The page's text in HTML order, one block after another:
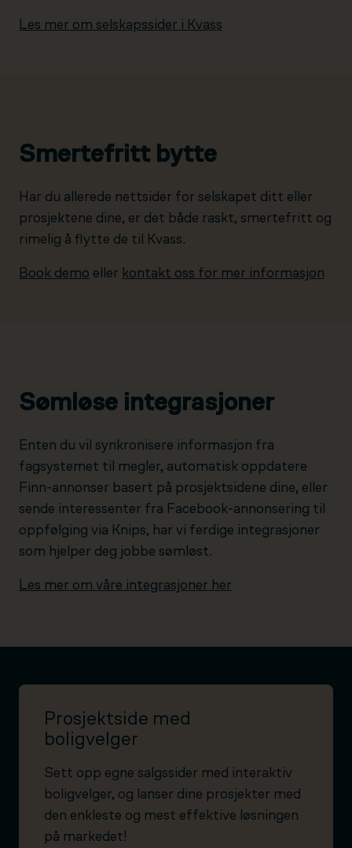
Les mer om selskapssider i Kvass
Smertefritt bytte
Har du allerede nettsider for selskapet ditt eller
prosjektene dine, er det både raskt, smertefritt og
rimelig å flytte de til Kvass.
Book demo eller kontakt oss for mer informasjon
Sømløse integrasjoner
Enten du vil synkronisere informasjon fra
fagsystemet til megler, automatisk oppdatere
Finn-annonser basert på prosjektsidene dine, eller
sende interessenter fra Facebook-annonsering til
oppfølging via Knips, har vi ferdige integrasjoner
som hjelper deg jobbe sømløst.
Les mer om våre integrasjoner her
Prosjektside med
boligvelger
Sett opp egne salgssider med interaktiv
boligvelger, og lanser dine prosjekter med
den enkleste og mest effektive løsningen
på markedet!